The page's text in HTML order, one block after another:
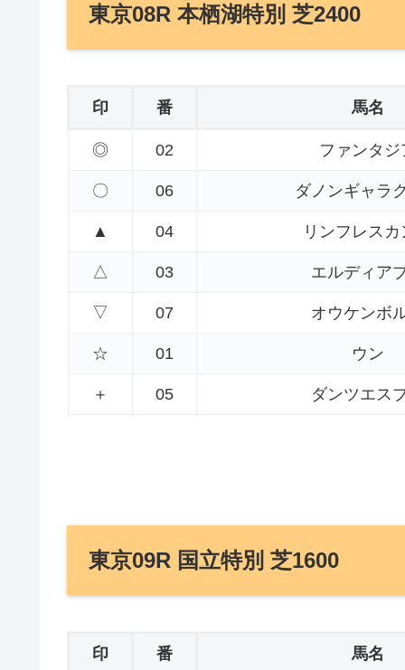
東京08R 本栖湖特別 芝2400
印 番 馬名
◎ 02 ファンタジ
〇 06 ダノンギャラ
▲ 04 リンフレスカ
△ 03 エルディア
▽ 07 オウケンボ
☆ 01 ウン
＋ 05 ダンツエス
東京09R 国立特別 芝1600
印 番 馬名